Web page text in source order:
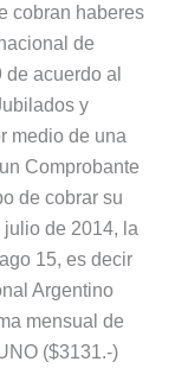
cobran haberes
de
acuerdo al
y
medio de una
Comprobante
de cobrar su
julio de 2014, la
15, es decir
Argentino
mensual de
($3131.-)